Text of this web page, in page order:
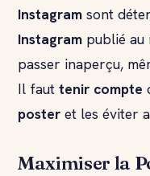
Instagram sont
Instagram publié au
passer inaperçu,
Il faut tenir compte
poster et les éviter
Maximiser la